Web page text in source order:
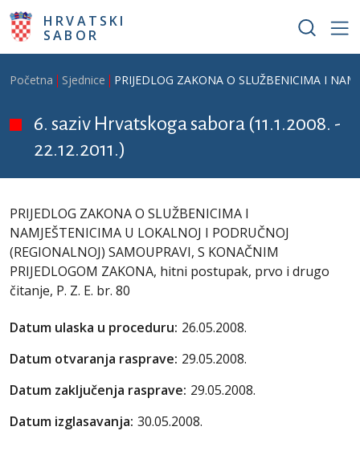
Skoči na glavni sadržaj
HRVATSKI
SABOR
Breadcrumb
Početna Sjednice PRIJEDLOG ZAKONA O SLUŽBENICIMA I
6. saziv Hrvatskoga sabora (11.1.2008. -
22.12.2011.)
PRIJEDLOG ZAKONA O SLUŽBENICIMA I
NAMJEŠTENICIMA U LOKALNOJ I PODRUČNOJ
(REGIONALNOJ) SAMOUPRAVI, S KONAČNIM
PRIJEDLOGOM ZAKONA, hitni postupak, prvo i drugo
čitanje, P. Z. E. br. 80
Datum ulaska u proceduru: 26.05.2008.
Datum otvaranja rasprave: 29.05.2008.
Datum zaključenja rasprave: 29.05.2008.
Datum izglasavanja: 30.05.2008.